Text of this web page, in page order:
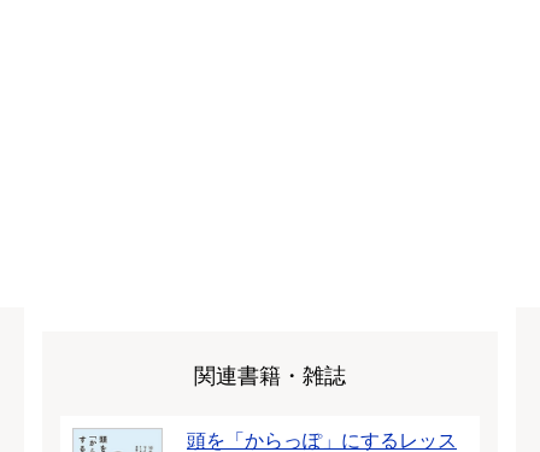
関連書籍・雑誌
頭を「からっぽ」にするレッス